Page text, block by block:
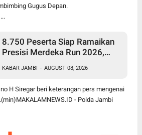
Gugus Depan.
8.750 Peserta Siap Ramaikan
Presisi Merdeka Run 2026,
Personel untuk Pengamanan
KABAR JAMBI - AUGUST 08, 2026
H Siregar beri keterangan pers mengenai
- Polda Jambi